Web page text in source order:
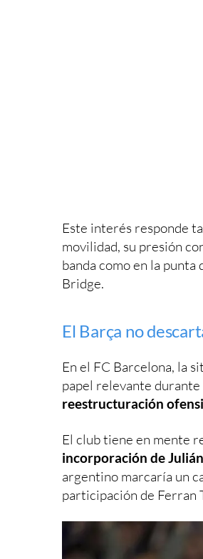
Este interés responde
movilidad, su presión
banda como en la punta
Bridge.
El Barça no
En el FC Barcelona, la
papel relevante durante
reestructuración
El club tiene en mente
incorporación de
argentino marcaría un
participación de Ferran